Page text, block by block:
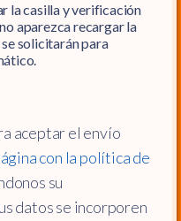
la casilla y verificación
aparezca recargar la
solicitarán para
aceptar el envío
con la política de
su
datos se incorporen